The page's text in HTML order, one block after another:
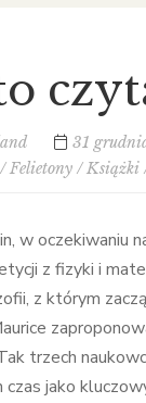
31
/Felietony /Książki
w oczekiwaniu
z fizyki i
z którym
trzech
jako